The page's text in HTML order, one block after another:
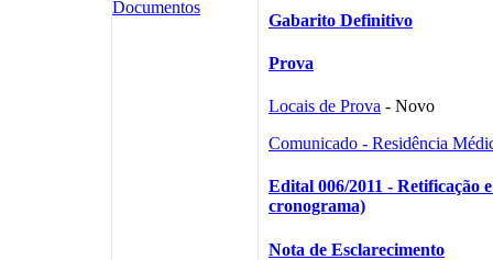
Documentos
Gabarito Definitivo
Prova
Locais de Prova - Novo
Comunicado - Residência
Edital 006/2011 - Retificação
cronograma)
Nota de Esclarecimento